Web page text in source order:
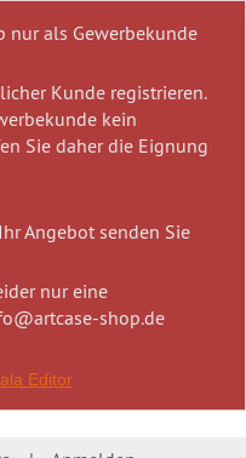
nur als Gewerbekunde
Kunde registrieren.
kein
Sie daher die Eignung
Angebot senden Sie
nur eine
shop.de
Editor